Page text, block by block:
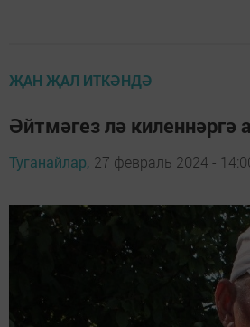
ҖАН ҖАЛ ИТКӘНДӘ
Әйтмәгез лә киленнәргә
Туганайлар, 27 февраль 2024 -